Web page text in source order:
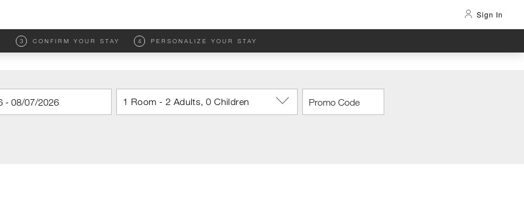
Sign In
3 CONFIRM YOUR STAY 4 PERSONALIZE YOUR STAY
1 Room - 2 Adults, 0 Children